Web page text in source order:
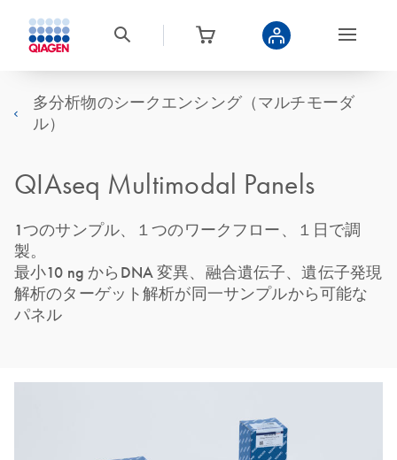
多分析物のシークエンシング（マルチモーダ
ル）
QIAseq Multimodal Panels
1つのサンプル、１つのワークフロー、１日で調
製。
最小10 ng からDNA 変異、融合遺伝子、遺伝子発現
解析のターゲット解析が同一サンプルから可能な
パネル